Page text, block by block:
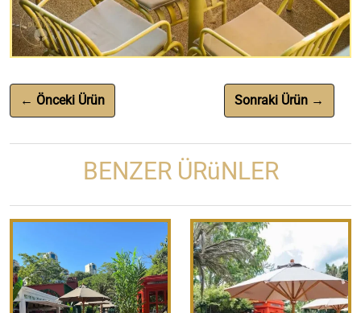
← Önceki Ürün Sonraki Ürün →
BENZER ÜRüNLER